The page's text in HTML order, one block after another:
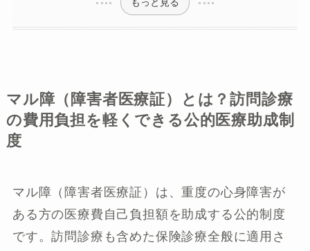
マル障（障害者医療証）とは？訪問診療
の費用負担を軽くできる公的医療助成制
度
マル障（障害者医療証）は、重度の心身障害が
ある方の医療費自己負担額を助成する公的制度
です。訪問診療も含めた保険診療全般に適用さ